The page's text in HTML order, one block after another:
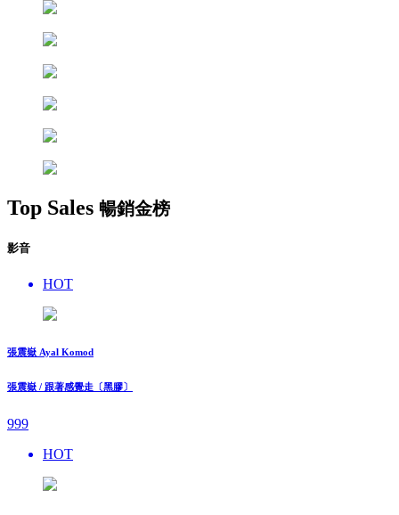
Top Sales 暢銷金榜
影音
HOT
張震嶽 Ayal Komod
張震嶽 / 跟著感覺走〔黑膠〕
999
HOT